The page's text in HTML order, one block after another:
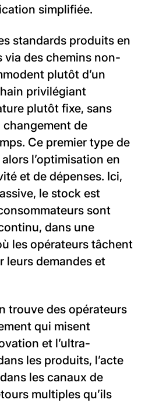
simplifiée.
standards produits en
via des chemins non-
plutôt d’un
privilégiant
plutôt fixe, sans
de
Ce premier type de
l’optimisation en
et de dépenses. Ici,
le stock est
sont
dans une
les opérateurs tâchent
leurs demandes et
trouve des opérateurs
qui misent
et l’ultra-
les produits, l’acte
les canaux de
multiples qu’ils